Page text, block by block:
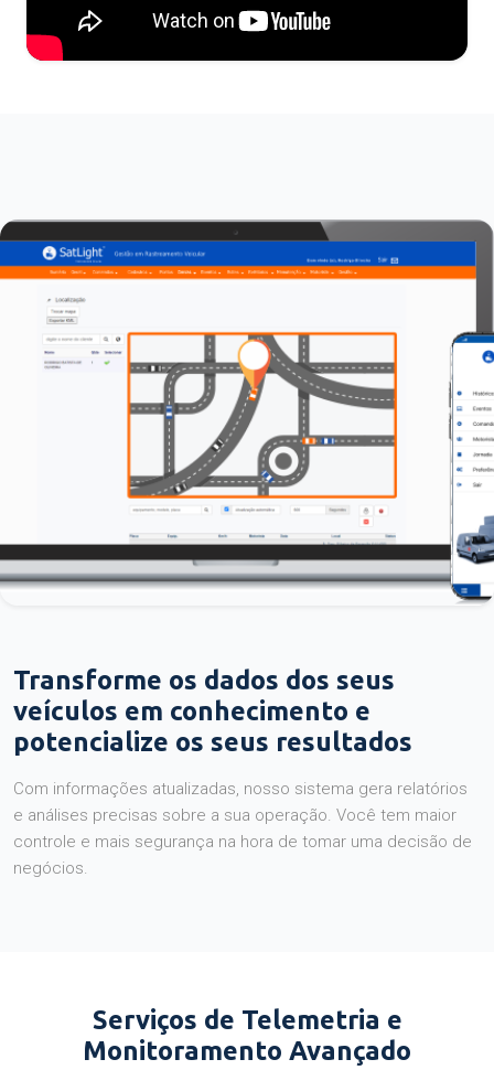
Transforme os dados dos seus
veículos em conhecimento e
potencialize os seus resultados
Com informações atualizadas, nosso sistema gera relatórios
e análises precisas sobre a sua operação. Você tem maior
controle e mais segurança na hora de tomar uma decisão de
negócios.
Serviços de Telemetria e
Monitoramento Avançado